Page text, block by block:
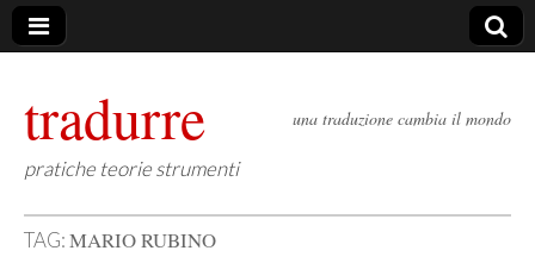
tradurre
pratiche teorie strumenti
una traduzione cambia il mondo
TAG:MARIO RUBINO